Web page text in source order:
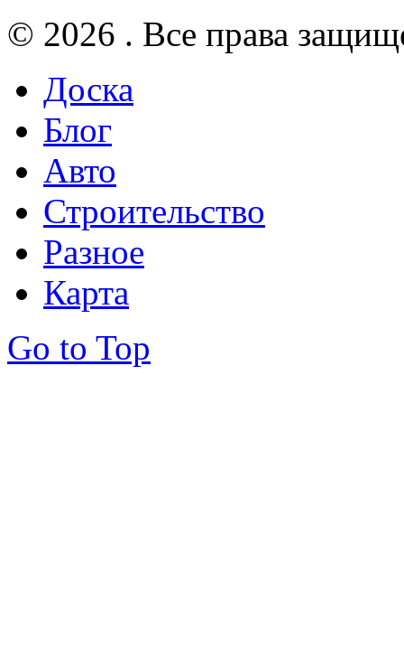
© 2026 . Все права
Доска
Блог
Авто
Строительство
Разное
Карта
Go to Top